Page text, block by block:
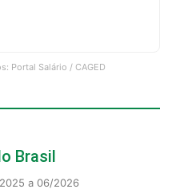
Portal Salário / CAGED
Brasil
a 06/2026